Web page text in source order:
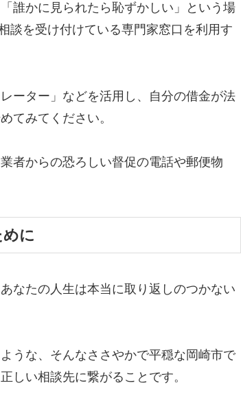
誰かに見られたら恥ずかしい」という場
談を受け付けている専門家窓口を利用す
ーター」などを活用し、自分の借金が法
てみてください。
者からの恐ろしい督促の電話や郵便物
に
なたの人生は本当に取り返しのつかない
うな、そんなささやかで平穏な岡崎市で
しい相談先に繋がることです。